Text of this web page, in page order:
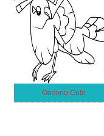
Oricorio Cute